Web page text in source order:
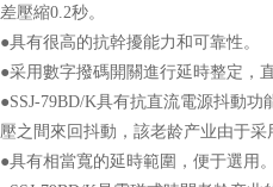
差壓縮0.2秒。
●具有很高的抗幹擾能力和可靠性。
●采用數字撥碼開關進行延時整定，
●SSJ-79BD/K具有抗直流電源抖動
壓之間來回抖動，該老龄产业由于采
●具有相當寬的延時範圍，便于選用。